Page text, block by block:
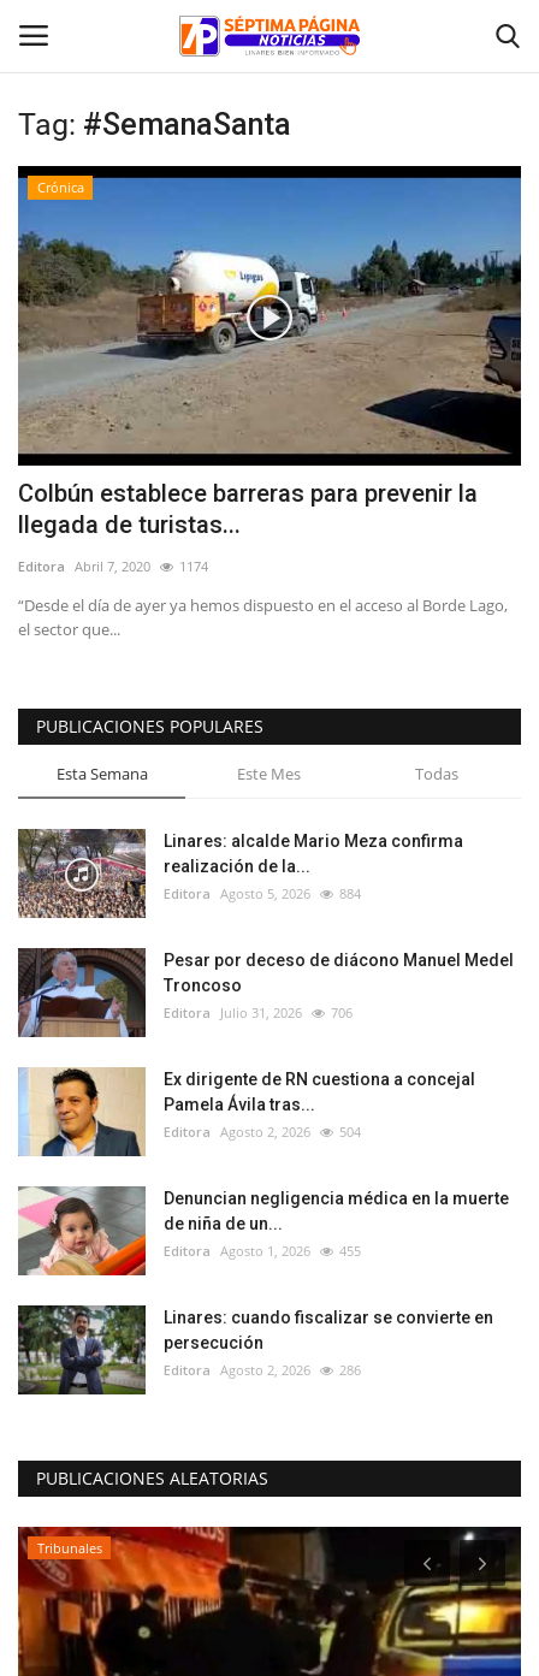
Inicio
Crónica
Policial
Tribunales
Deporte
Política
Espectáculos
Tag: #SemanaSanta
Crónica
Colbún establece barreras para prevenir la
llegada de turistas...
Editora Abril 7, 2020 1174
“Desde el día de ayer ya hemos dispuesto en el acceso al Borde Lago,
el sector que...
PUBLICACIONES POPULARES
Esta Semana Este Mes Todas
Linares: alcalde Mario Meza confirma
realización de la...
Editora Agosto 5, 2026 884
Pesar por deceso de diácono Manuel Medel
Troncoso
Editora Julio 31, 2026 706
Ex dirigente de RN cuestiona a concejal
Pamela Ávila tras...
Editora Agosto 2, 2026 504
Denuncian negligencia médica en la muerte
de niña de un...
Editora Agosto 1, 2026 455
Linares: cuando fiscalizar se convierte en
persecución
Editora Agosto 2, 2026 286
PUBLICACIONES ALEATORIAS
Tribunales